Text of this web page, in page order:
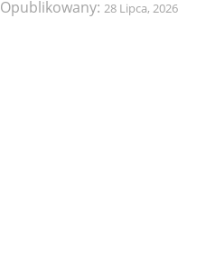
Opublikowany:28 Lipca, 2026